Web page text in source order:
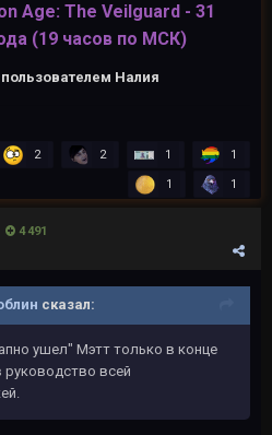
Age: The Veilguard - 31
(19 часов по МСК)
пользователем Налия
2 2 1 1
1 1
4 491
сказал:
ушел" Мэтт только в конце
руководство всей